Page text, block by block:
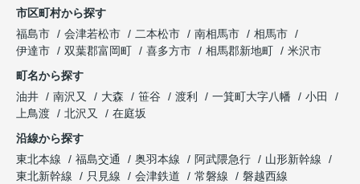
市区町村から探す
福島市
会津若松市 二本松市 南相馬市
相馬市
伊達市
双葉郡富岡町 喜多方市 相馬郡新地町
米沢市
町名から探す
油井
南沢又 大森 笹谷 渡利 一箕町大字八幡
小田
上鳥渡
北沢又
在庭坂
沿線から探す
東北本線
福島交通 奥羽本線 阿武隈急行
山形新幹線
東北新幹線
只見線 会津鉄道 常磐線
磐越西線